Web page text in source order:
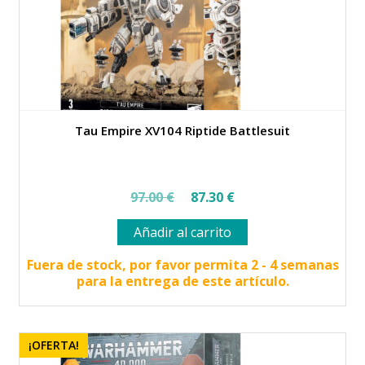
Tau Empire XV104 Riptide Battlesuit
97.00€
El
precio
original
era:
97.00 €.
87.30 €El
precio
actual
es:
87.30 €.
Añadir al carrito
Fuera de stock, por favor permita 2 - 4 semanas
para la entrega de este artículo.
¡OFERTA!